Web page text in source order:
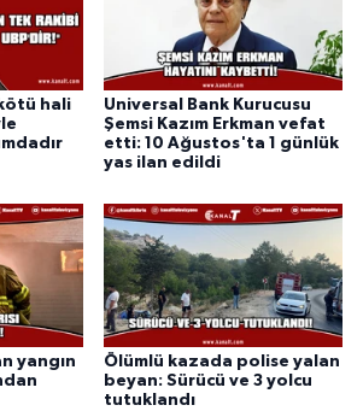
kötü hali
Universal Bank Kurucusu
Şemsi Kazım Erkman vefat
etti: 10 Ağustos'ta 1 günlük
yas ilan edildi
yangın
Ölümlü kazada polise yalan
beyan: Sürücü ve 3 yolcu
tutuklandı